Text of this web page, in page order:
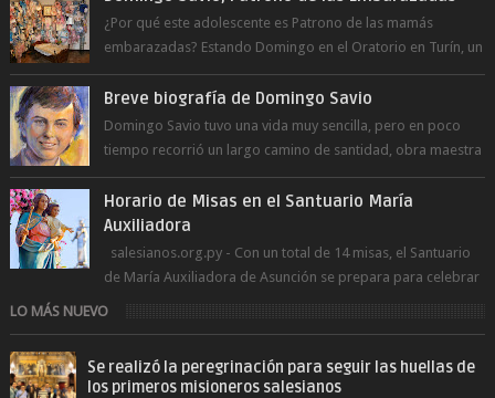
¿Por qué este adolescente es Patrono de las mamás
embarazadas? Estando Domingo en el Oratorio en Turín, un
día le pide a Don Bosco...
Breve biografía de Domingo Savio
Domingo Savio tuvo una vida muy sencilla, pero en poco
tiempo recorrió un largo camino de santidad, obra maestra
del Espíritu Santo y fr...
Horario de Misas en el Santuario María
Auxiliadora
salesianos.org.py - Con un total de 14 misas, el Santuario
de María Auxiliadora de Asunción se prepara para celebrar
día de su Santa Patr...
LO MÁS NUEVO
Se realizó la peregrinación para seguir las huellas de
los primeros misioneros salesianos